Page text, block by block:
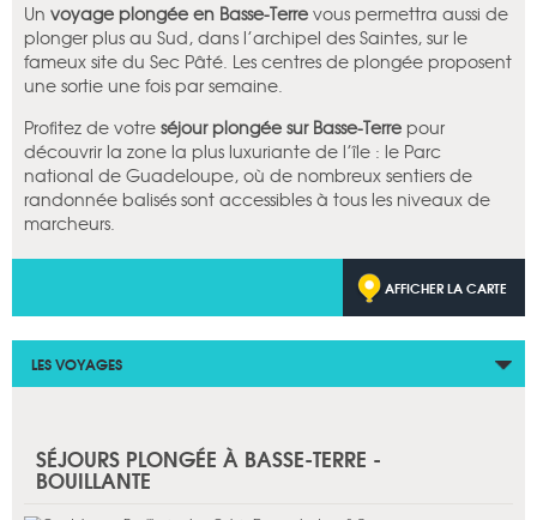
Un voyage plongée en Basse-Terre vous permettra aussi de
plonger plus au Sud, dans l’archipel des Saintes, sur le
fameux site du Sec Pâté. Les centres de plongée proposent
une sortie une fois par semaine.
Profitez de votre séjour plongée sur Basse-Terre pour
découvrir la zone la plus luxuriante de l’île : le Parc
national de Guadeloupe, où de nombreux sentiers de
randonnée balisés sont accessibles à tous les niveaux de
marcheurs.
AFFICHER LA CARTE
LES VOYAGES
SÉJOURS PLONGÉE À BASSE-TERRE -
BOUILLANTE